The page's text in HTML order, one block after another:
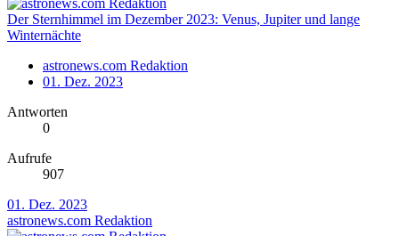
Der Sternhimmel im Dezember 2023: Venus, Jupiter und lange
Winternächte
astronews.com Redaktion
01. Dez. 2023
Antworten
0
Aufrufe
907
01. Dez. 2023
astronews.com Redaktion